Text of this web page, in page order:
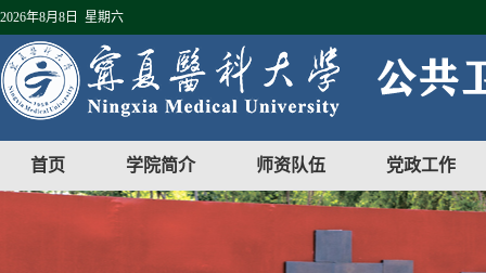
2026年8月8日 星期六
首页 学院简介 师资队伍 党政工作